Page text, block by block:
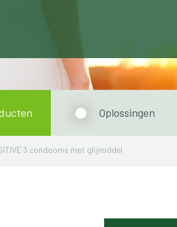
3 condooms met glijmiddel
Oplossingen